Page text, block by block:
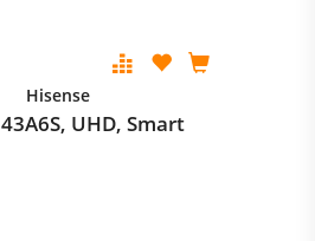
Hisense
43A6S, UHD, Smart